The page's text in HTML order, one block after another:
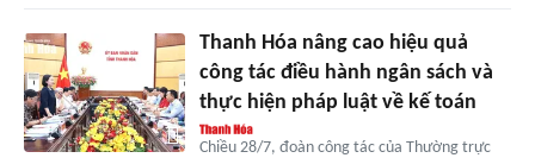
Thanh Hóa nâng cao hiệu quả
công tác điều hành ngân sách và
thực hiện pháp luật về kế toán
Chiều 28/7, đoàn công tác của Thường trực